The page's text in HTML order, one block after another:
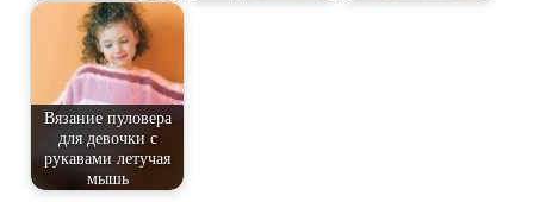
Вязание пуловера
для девочки с
рукавами летучая
мышь